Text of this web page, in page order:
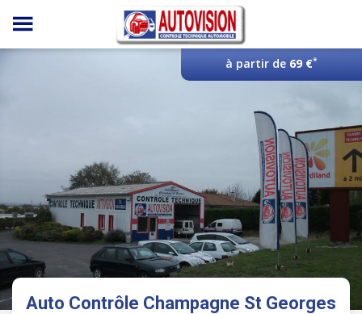
Panneau de gestion des cookies
à partir de 69 €*
Auto Contrôle Champagne St Georges